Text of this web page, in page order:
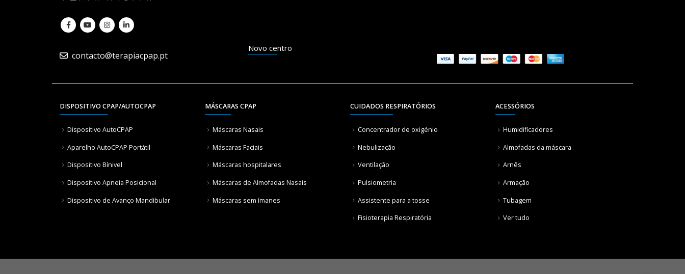
contacto@terapiacpap.pt
Novo centro
DISPOSITIVO CPAP/AUTOCPAP
Dispositivo AutoCPAP
Aparelho AutoCPAP Portátil
Dispositivo Bínivel
Dispositivo Apneia Posicional
Dispositivo de Avanço Mandibular
MÁSCARAS CPAP
Máscaras Nasais
Máscaras Faciais
Máscaras hospitalares
Máscaras de Almofadas Nasais
Máscaras sem ímanes
CUIDADOS RESPIRATÓRIOS
Concentrador de oxigénio
Nebulização
Ventilação
Pulsiometria
Assistente para a tosse
Fisioterapia Respiratória
ACESSÓRIOS
Humidificadores
Almofadas da máscara
Arnês
Armação
Tubagem
Ver tudo